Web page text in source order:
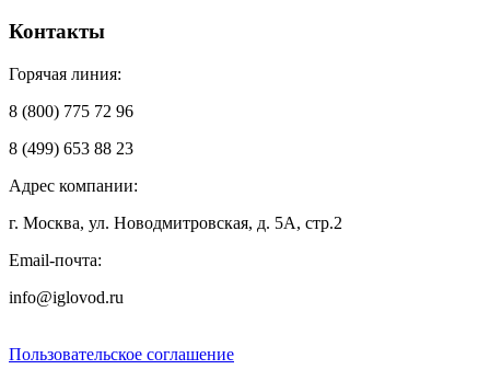
Контакты
Горячая линия:
8 (800) 775 72 96
8 (499) 653 88 23
Адрес компании:
г. Москва, ул. Новодмитровская, д. 5А, стр.2
Email-почта:
info@iglovod.ru
Пользовательское соглашение